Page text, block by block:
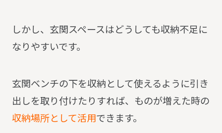
しかし、玄関スペースはどうしても収納不足に
なりやすいです。
玄関ベンチの下を収納として使えるように引き
出しを取り付けたりすれば、ものが増えた時の
収納場所として活用できます。